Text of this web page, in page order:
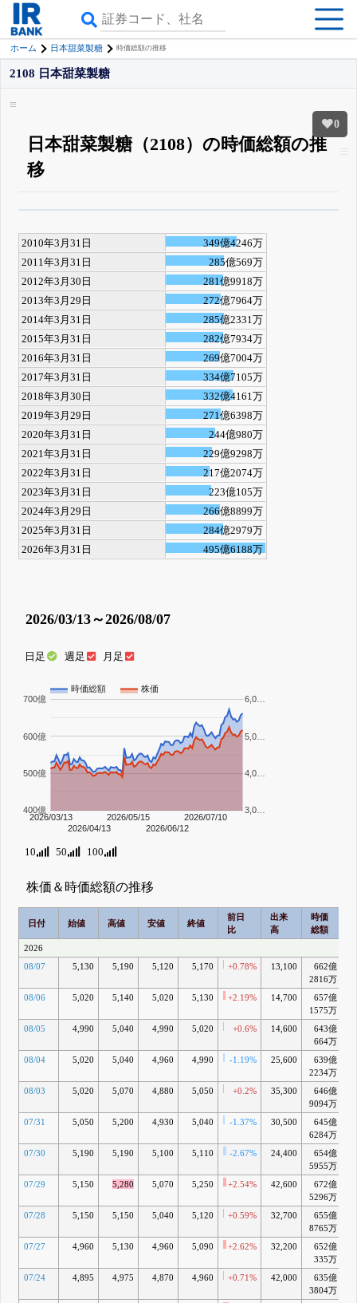
ホーム 日本甜菜製糖 時価総額の推移
0
2108 日本甜菜製糖
日本甜菜製糖（2108）の時価総額の推
移
詳しく見られる無料でβ版をはじめる
登録すると永久30%OFFと米株版の先行利用も付きます
2010年3月31日
349億4246万
2011年3月31日
285億569万
2012年3月30日
281億9918万
2013年3月29日
272億7964万
2014年3月31日
285億2331万
2015年3月31日
282億7934万
2016年3月31日
269億7004万
2017年3月31日
334億7105万
2018年3月30日
332億4161万
2019年3月29日
271億6398万
2020年3月31日
244億980万
2021年3月31日
229億9298万
2022年3月31日
217億2074万
2023年3月31日
223億105万
2024年3月29日
266億8899万
2025年3月31日
284億2979万
2026年3月31日
495億6188万
2026/03/13～2026/08/07
日足 週足 月足
時価総額 株価
2026/03/13
2026/04/13
2026/05/15
2026/06/12
2026/07/10
400億
500億
600億
700億
3,0…
4,0…
5,0…
6,0…
10 50 100
株価＆時価総額の推移
日付 始値 高値 安値 終値
前日
比
出来
高
時価
総額
2026
08/07
5,130 5,190 5,120 5,170 +0.78% 13,100
662億
2816万
08/06 5,020 5,140 5,020 5,130 +2.19% 14,700
657億
1575万
08/05 4,990 5,040 4,990 5,020 +0.6% 14,600
643億
664万
08/04 5,020 5,040 4,960 4,990 -1.19% 25,600
639億
2234万
08/03 5,020 5,070 4,880 5,050 +0.2% 35,300
646億
9094万
07/31 5,050 5,200 4,930 5,040 -1.37% 30,500
645億
6284万
07/30 5,190 5,190 5,100 5,110 -2.67% 24,400
654億
5955万
07/29 5,150 5,280 5,070 5,250 +2.54% 42,600
672億
5296万
07/28 5,150 5,150 5,040 5,120 +0.59% 32,700
655億
8765万
07/27 4,960 5,130 4,960 5,090 +2.62% 32,200
652億
335万
07/24 4,895 4,975 4,870 4,960 +0.71% 42,000
635億
3804万